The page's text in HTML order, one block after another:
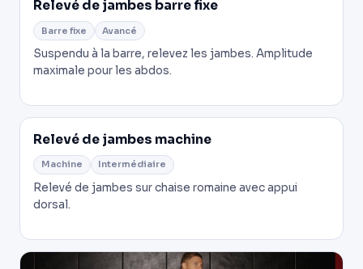
Relevé de jambes barre fixe
Barre fixe Avancé
Suspendu à la barre, relevez les jambes. Amplitude
maximale pour les abdos.
Relevé de jambes machine
Machine Intermédiaire
Relevé de jambes sur chaise romaine avec appui
dorsal.